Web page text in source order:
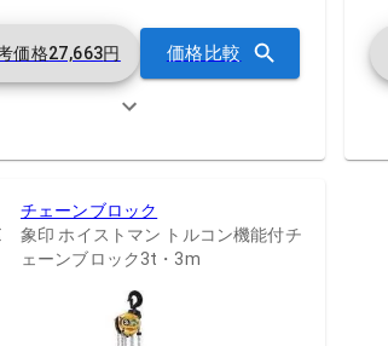
価格27,663円 価格比較
チェーンブロック
象印 ホイストマン トルコン機能付チ
ェーンブロック3t・3m